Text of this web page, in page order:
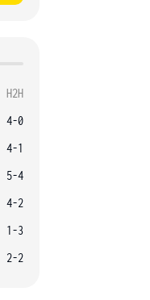
H2H
4-0
4-1
5-4
4-2
1-3
2-2